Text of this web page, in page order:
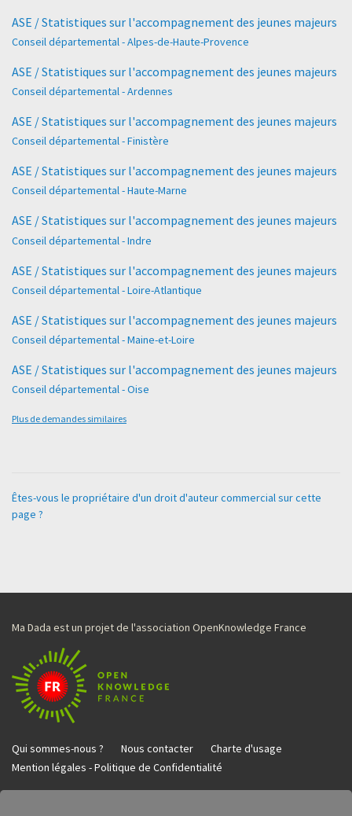
ASE / Statistiques sur l'accompagnement des jeunes majeurs
Conseil départemental - Alpes-de-Haute-Provence
ASE / Statistiques sur l'accompagnement des jeunes majeurs
Conseil départemental - Ardennes
ASE / Statistiques sur l'accompagnement des jeunes majeurs
Conseil départemental - Finistère
ASE / Statistiques sur l'accompagnement des jeunes majeurs
Conseil départemental - Haute-Marne
ASE / Statistiques sur l'accompagnement des jeunes majeurs
Conseil départemental - Indre
ASE / Statistiques sur l'accompagnement des jeunes majeurs
Conseil départemental - Loire-Atlantique
ASE / Statistiques sur l'accompagnement des jeunes majeurs
Conseil départemental - Maine-et-Loire
ASE / Statistiques sur l'accompagnement des jeunes majeurs
Conseil départemental - Oise
Plus de demandes similaires
Êtes-vous le propriétaire d'un droit d'auteur commercial sur cette
page ?
Ma Dada est un projet de l'association OpenKnowledge France
Qui sommes-nous ? Nous contacter
Charte d'usage
Mention légales - Politique de Confidentialité